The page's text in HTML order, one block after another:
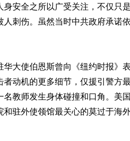
身安全之所以广受关注，不仅只
人刺伤。虽然当时中共政府承诺
华大使伯恩斯曾向《纽约时报》
者动机的更多细节，仅援引警方
名教师发生身体碰撞和口角。美
和驻外使领馆最关心的莫过于海